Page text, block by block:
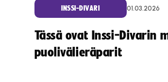
INSSI-DIVARI 01.03.2026
Tässä ovat Inssi-Divarin
puolivälieräparit